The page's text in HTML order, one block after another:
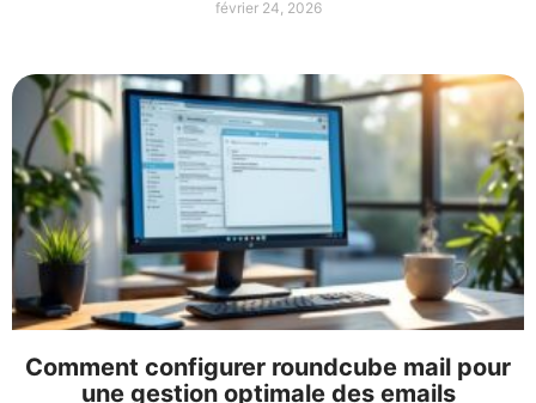
février 24, 2026
Comment configurer roundcube mail pour
une gestion optimale des emails